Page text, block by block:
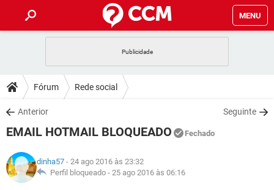
MENU
CELULAR
OUTLOOK
INSTAGRAM GMAIL
GUIA DE COMPRAS
DICAS
JOGOS
INSTAGRAM
GUIA DE COMPRAS
DOWNLOADS
JOGOS WHATSAPP
CELULAR
OUTLOOK EXCEL
JOGOS
CELULAR
GLOSSÁRIO
Fórum Rede social
Anterior Seguinte
EMAIL HOTMAIL BLOQUEADO Fechado
dinha57 - 24 ago 2016 às 23:32
Perfil bloqueado - 25 ago 2016 às 06:16